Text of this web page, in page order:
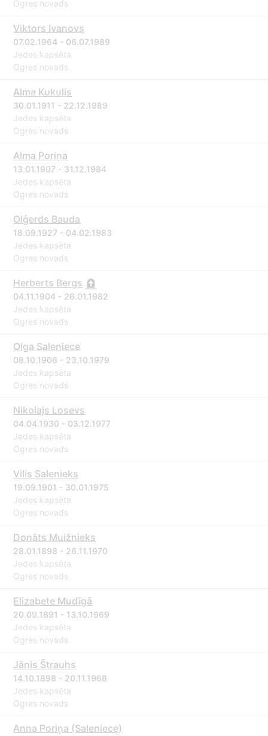
Ogres novads
Viktors Ivanovs
07.02.1964 - 06.07.1989
Jedes kapsēta
Ogres novads
Alma Kukulis
30.01.1911 - 22.12.1989
Jedes kapsēta
Ogres novads
Alma Poriņa
13.01.1907 - 31.12.1984
Jedes kapsēta
Ogres novads
Olģerds Bauda
18.09.1927 - 04.02.1983
Jedes kapsēta
Ogres novads
Herberts Bergs
04.11.1904 - 26.01.1982
Jedes kapsēta
Ogres novads
Olga Saleniece
08.10.1906 - 23.10.1979
Jedes kapsēta
Ogres novads
Nikolajs Losevs
04.04.1930 - 03.12.1977
Jedes kapsēta
Ogres novads
Vilis Salenieks
19.09.1901 - 30.01.1975
Jedes kapsēta
Ogres novads
Donāts Muižnieks
28.01.1898 - 26.11.1970
Jedes kapsēta
Ogres novads
Elizabete Mudīgā
20.09.1891 - 13.10.1969
Jedes kapsēta
Ogres novads
Jānis Štrauhs
14.10.1898 - 20.11.1968
Jedes kapsēta
Ogres novads
Anna Poriņa (Saleniece)